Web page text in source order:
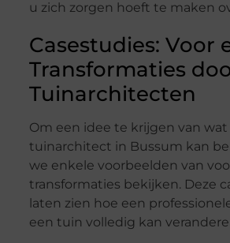
u zich zorgen hoeft te maken
Casestudies: Voor
Transformaties
Tuinarchitecten
Om een idee te krijgen van wat
tuinarchitect in Bussum kan
we enkele voorbeelden van
transformaties bekijken. Deze
laten zien hoe een
een tuin volledig kan